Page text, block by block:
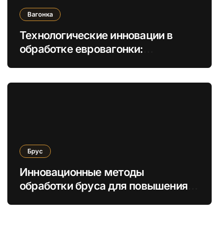
Вагонка
Технологические инновации в
обработке евровагонки:
Брус
Инновационные методы
обработки бруса для повышения